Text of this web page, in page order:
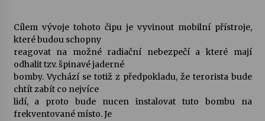
Cílem vývoje tohoto čipu je vyvinout mobilní přístroje,
které budou schopny
reagovat na možné radiační nebezpečí a které mají
odhalit tzv. špinavé jaderné
bomby. Vychází se totiž z předpokladu, že terorista bude
chtít zabít co nejvíce
lidí, a proto bude nucen instalovat tuto bombu na
frekventované místo. Je